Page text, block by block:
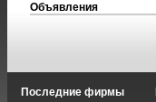
Объявления
Последние фирмы